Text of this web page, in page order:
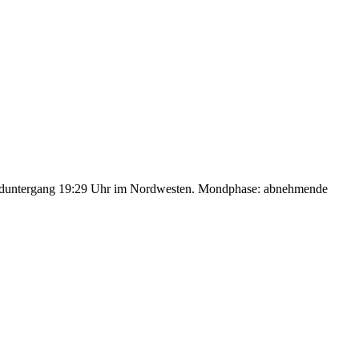
19:29 Uhr im Nordwesten. Mondphase: abnehmende